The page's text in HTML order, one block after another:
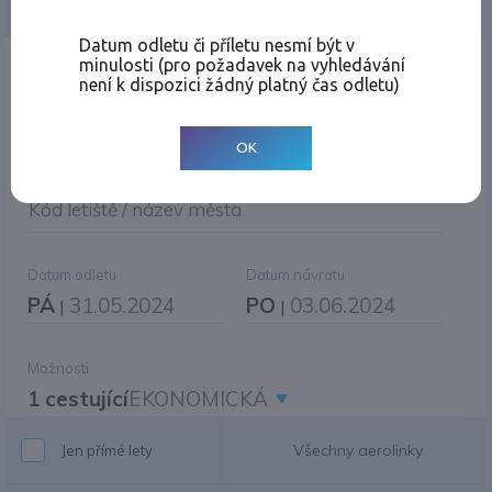
Místo odletu
Kód letiště / název města
Datum odletu
PÁ | 31.05.2024
Datum návratu
PO | 03.06.2024
Možnosti
1 cestujícíEKONOMICKÁ
Jen přímé lety Všechny aerolinky
Datum odletu či příletu nesmí být v
minulosti (pro požadavek na vyhledávání
není k dispozici žádný platný čas odletu)
OK